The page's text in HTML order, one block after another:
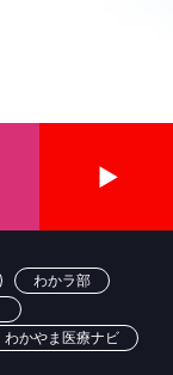
わかラ部
わかやま医療ナビ